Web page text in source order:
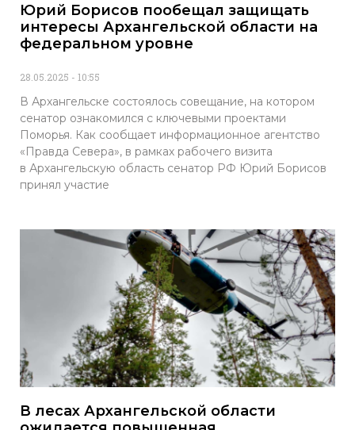
Юрий Борисов пообещал защищать
интересы Архангельской области на
федеральном уровне
28.05.2025 10:55
В Архангельске состоялось совещание, на котором
сенатор ознакомился с ключевыми проектами
Поморья. Как сообщает информационное агентство
«Правда Севера», в рамках рабочего визита
в Архангельскую область сенатор РФ Юрий Борисов
принял участие
В лесах Архангельской области